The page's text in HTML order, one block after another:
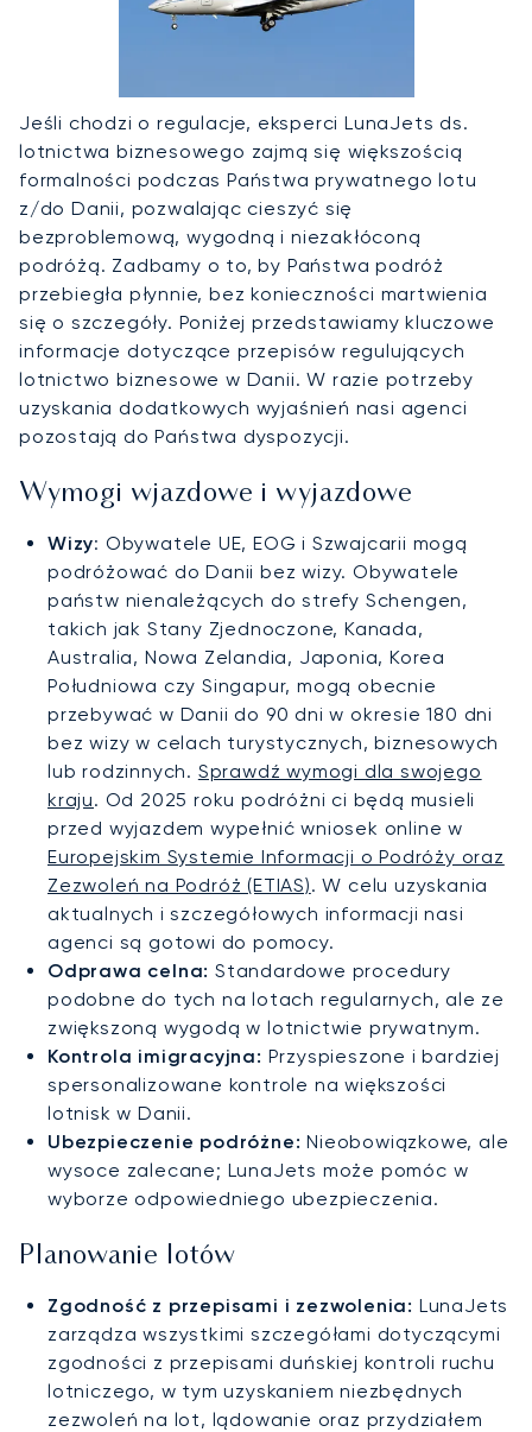
Jeśli chodzi o regulacje, eksperci LunaJets ds.
lotnictwa biznesowego zajmą się większością
formalności podczas Państwa prywatnego lotu
z/do Danii, pozwalając cieszyć się
bezproblemową, wygodną i niezakłóconą
podróżą. Zadbamy o to, by Państwa podróż
przebiegła płynnie, bez konieczności martwienia
się o szczegóły. Poniżej przedstawiamy kluczowe
informacje dotyczące przepisów regulujących
lotnictwo biznesowe w Danii. W razie potrzeby
uzyskania dodatkowych wyjaśnień nasi agenci
pozostają do Państwa dyspozycji.
Wymogi wjazdowe i wyjazdowe
Wizy: Obywatele UE, EOG i Szwajcarii mogą
podróżować do Danii bez wizy. Obywatele
państw nienależących do strefy Schengen,
takich jak Stany Zjednoczone, Kanada,
Australia, Nowa Zelandia, Japonia, Korea
Południowa czy Singapur, mogą obecnie
przebywać w Danii do 90 dni w okresie 180 dni
bez wizy w celach turystycznych, biznesowych
lub rodzinnych. Sprawdź wymogi dla swojego
kraju. Od 2025 roku podróżni ci będą musieli
przed wyjazdem wypełnić wniosek online w
Europejskim Systemie Informacji o Podróży oraz
Zezwoleń na Podróż (ETIAS). W celu uzyskania
aktualnych i szczegółowych informacji nasi
agenci są gotowi do pomocy.
Odprawa celna: Standardowe procedury
podobne do tych na lotach regularnych, ale ze
zwiększoną wygodą w lotnictwie prywatnym.
Kontrola imigracyjna: Przyspieszone i bardziej
spersonalizowane kontrole na większości
lotnisk w Danii.
Ubezpieczenie podróżne: Nieobowiązkowe, ale
wysoce zalecane; LunaJets może pomóc w
wyborze odpowiedniego ubezpieczenia.
Planowanie lotów
Zgodność z przepisami i zezwolenia: LunaJets
zarządza wszystkimi szczegółami dotyczącymi
zgodności z przepisami duńskiej kontroli ruchu
lotniczego, w tym uzyskaniem niezbędnych
zezwoleń na lot, lądowanie oraz przydziałem